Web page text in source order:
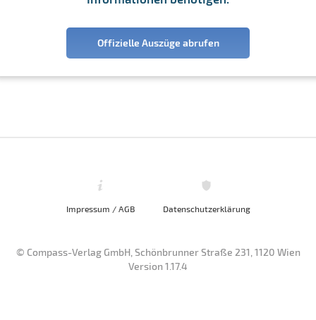
Offizielle Auszüge abrufen
Impressum / AGB Datenschutzerklärung
© Compass-Verlag GmbH, Schönbrunner Straße 231, 1120 Wien
Version 1.17.4